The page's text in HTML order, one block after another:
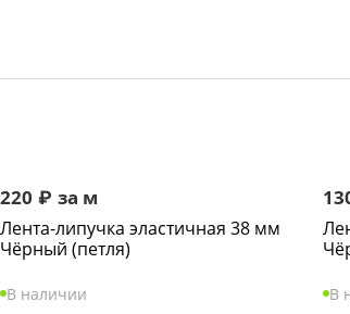
220 ₽ за м
Лента-липучка эластичная 38 мм
Чёрный (петля)
В наличии В